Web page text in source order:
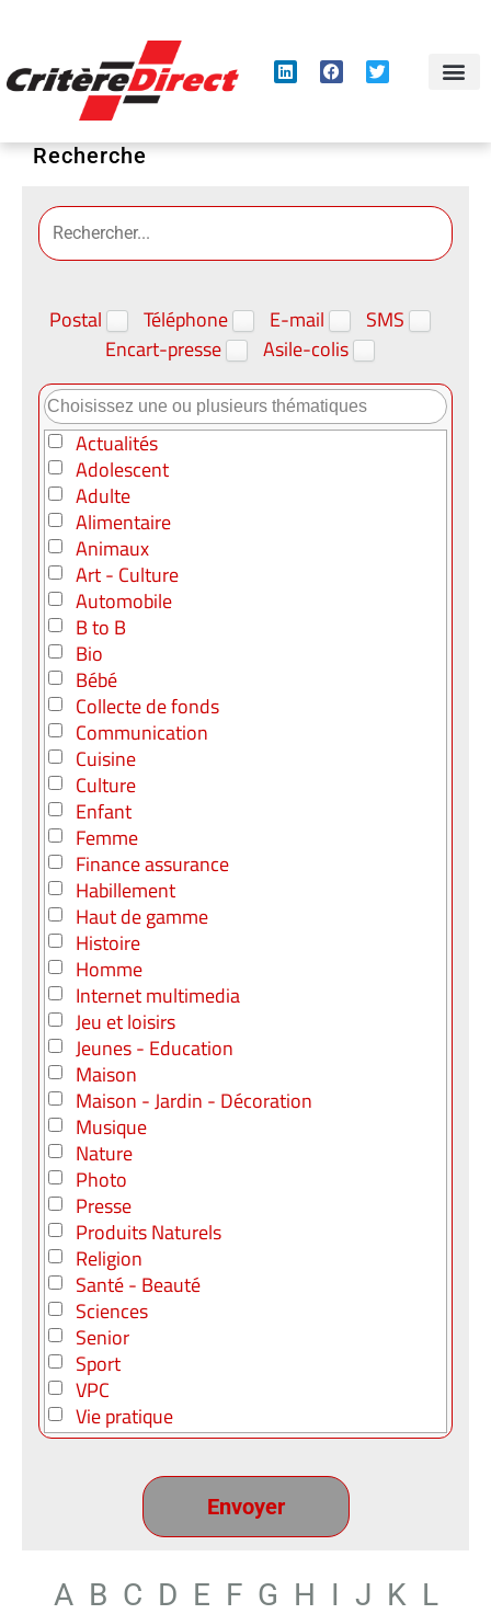
Recherche
Postal Téléphone E-mail
SMS
Encart-presse
Asile-colis
Actualités
Adolescent
Adulte
Alimentaire
Animaux
Art - Culture
Automobile
B to B
Bio
Bébé
Collecte de fonds
Communication
Cuisine
Culture
Enfant
Femme
Finance assurance
Habillement
Haut de gamme
Histoire
Homme
Internet multimedia
Jeu et loisirs
Jeunes - Education
Maison
Maison - Jardin - Décoration
Musique
Nature
Photo
Presse
Produits Naturels
Religion
Santé - Beauté
Sciences
Senior
Sport
VPC
Vie pratique
A B C D E F G H I J K L